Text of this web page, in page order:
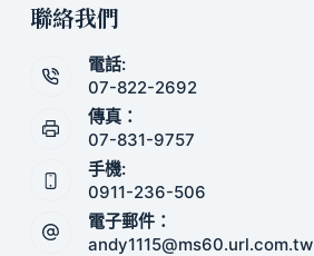
聯絡我們
電話:
07-822-2692
傳真：
07-831-9757
手機:
0911-236-506
電子郵件：
andy1115@ms60.url.com.tw